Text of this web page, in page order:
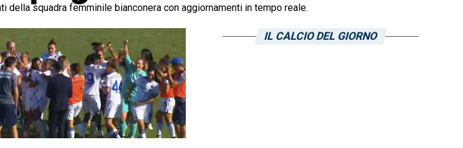
squadra femminile bianconera con aggiornamenti in tempo reale.
IL CALCIO DEL GIORNO